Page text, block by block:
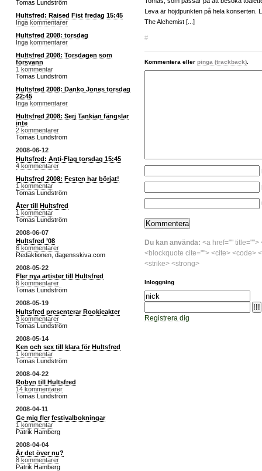
Tomas Lundström
Hultsfred: Raised Fist fredag 15:45
Inga kommentarer
Hultsfred 2008: torsdag
Inga kommentarer
Hultsfred 2008: Torsdagen som
försvann
1 kommentar
Tomas Lundström
Hultsfred 2008: Danko Jones torsdag
22:45
Inga kommentarer
Hultsfred 2008: Serj Tankian fängslar
inte
2 kommentarer
Tomas Lundström
2008-06-12
Hultsfred: Anti-Flag torsdag 15:45
4 kommentarer
Hultsfred 2008: Festen har börjat!
1 kommentar
Tomas Lundström
Åter till Hultsfred
1 kommentar
Tomas Lundström
2008-06-07
Hultsfred ’08
6 kommentarer
Redaktionen, dagensskiva.com
2008-05-22
Fler nya artister till Hultsfred
6 kommentarer
Tomas Lundström
2008-05-19
Hultsfred presenterar Rookieakter
3 kommentarer
Tomas Lundström
2008-05-14
Ken och sex till klara för Hultsfred
1 kommentar
Tomas Lundström
2008-04-22
Robyn till Hultsfred
14 kommentarer
Tomas Lundström
2008-04-11
Ge mig fler festivalbokningar
1 kommentar
Patrik Hamberg
2008-04-04
Är det över nu?
8 kommentarer
Patrik Hamberg
Leva är höjdpunkten på hela konserten.
The Alchemist [...]
#
Kommentera eller pinga (trackback).
Du kan använda: <a href="" title="">
<blockquote cite=""> <cite> <code>
<strike> <strong>
Inloggning
Registrera dig